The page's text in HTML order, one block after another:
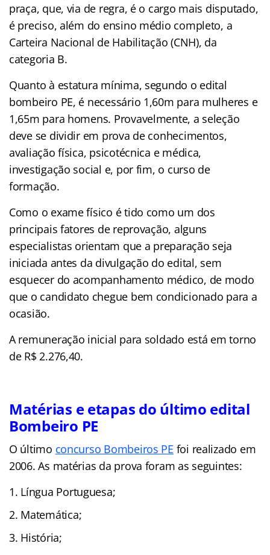
praça, que, via de regra, é o cargo mais disputado,
é preciso, além do ensino médio completo, a
Carteira Nacional de Habilitação (CNH), da
categoria B.
Quanto à estatura mínima, segundo o edital
bombeiro PE, é necessário 1,60m para mulheres e
1,65m para homens. Provavelmente, a seleção
deve se dividir em prova de conhecimentos,
avaliação física, psicotécnica e médica,
investigação social e, por fim, o curso de
formação.
Como o exame físico é tido como um dos
principais fatores de reprovação, alguns
especialistas orientam que a preparação seja
iniciada antes da divulgação do edital, sem
esquecer do acompanhamento médico, de modo
que o candidato chegue bem condicionado para a
ocasião.
A remuneração inicial para soldado está em torno
de R$ 2.276,40.
Matérias e etapas do último edital
Bombeiro PE
O último concurso Bombeiros PE foi realizado em
2006. As matérias da prova foram as seguintes:
Língua Portuguesa;
Matemática;
História;